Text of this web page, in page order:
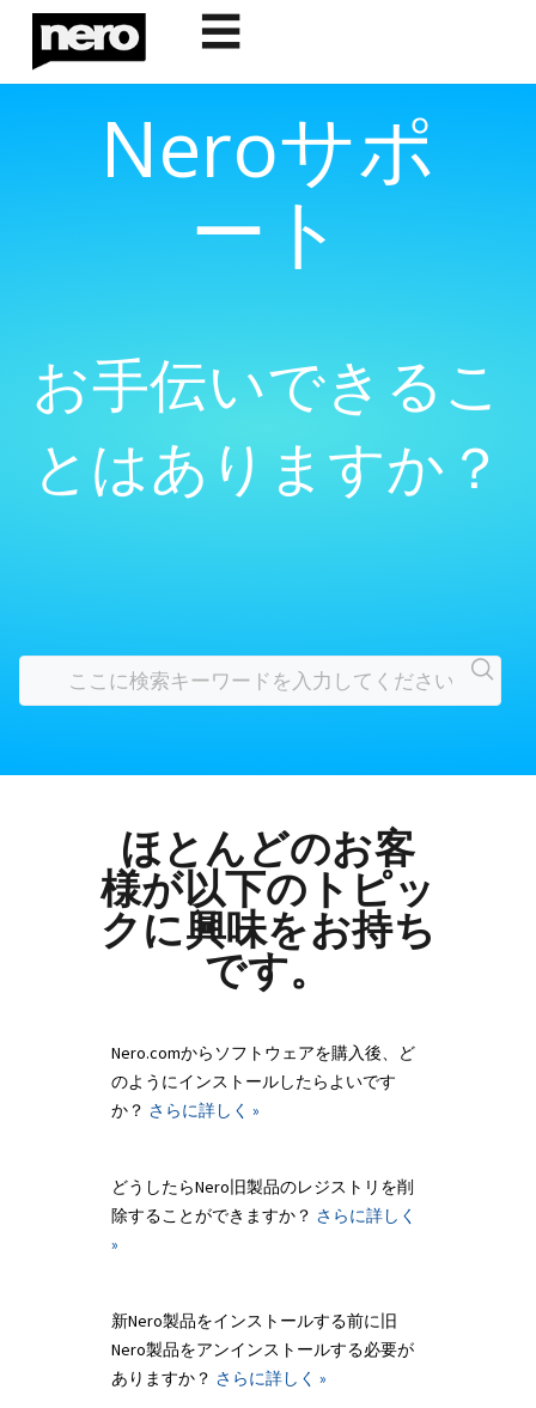
☰
Neroサポ
ート
お手伝いできるこ
とはありますか？
ほとんどのお客
様が以下のトピッ
クに興味をお持ち
です。
Nero.comからソフトウェアを購入後、ど
のようにインストールしたらよいです
か？ さらに詳しく »
どうしたらNero旧製品のレジストリを削
除することができますか？ さらに詳しく
»
新Nero製品をインストールする前に旧
Nero製品をアンインストールする必要が
ありますか？ さらに詳しく »